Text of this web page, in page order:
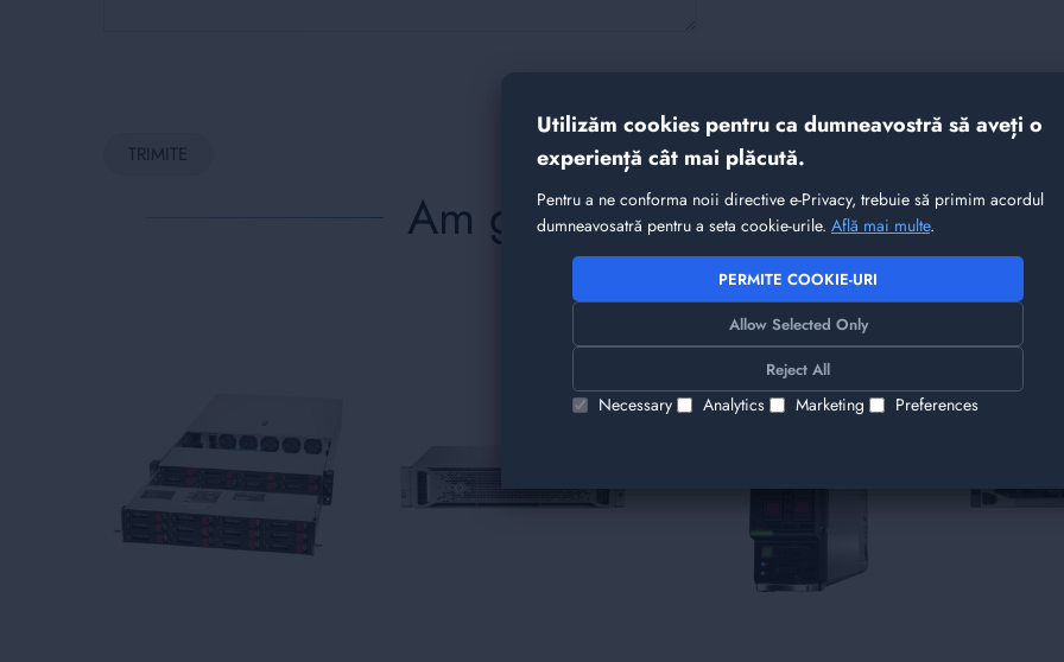
Utilizăm cookies pentru ca dumneavostră să aveți o
experiență cât mai plăcută.
Pentru a ne conforma noii directive e-Privacy, trebuie să primim acordul
dumneavosatră pentru a seta cookie-urile. Află mai multe.
PERMITE COOKIE-URI
Allow Selected Only
Reject All
Necessary Analytics Marketing Preferences
TRIMITE
Am găsit alte produse care v-ar